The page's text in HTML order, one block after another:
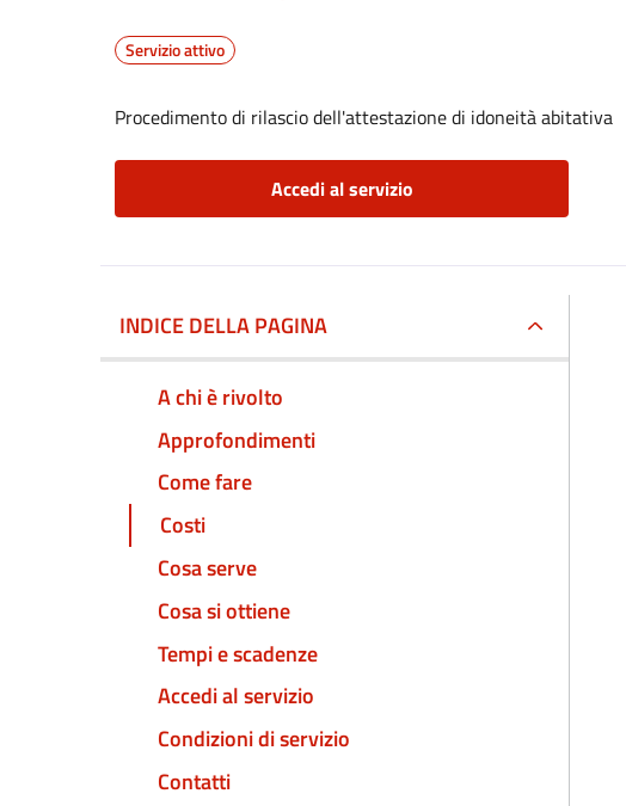
Servizio attivo
Procedimento di rilascio dell'attestazione di idoneità abitativa
Accedi al servizio
INDICE DELLA PAGINA
A chi è rivolto
Approfondimenti
Come fare
Costi
Cosa serve
Cosa si ottiene
Tempi e scadenze
Accedi al servizio
Condizioni di servizio
Contatti